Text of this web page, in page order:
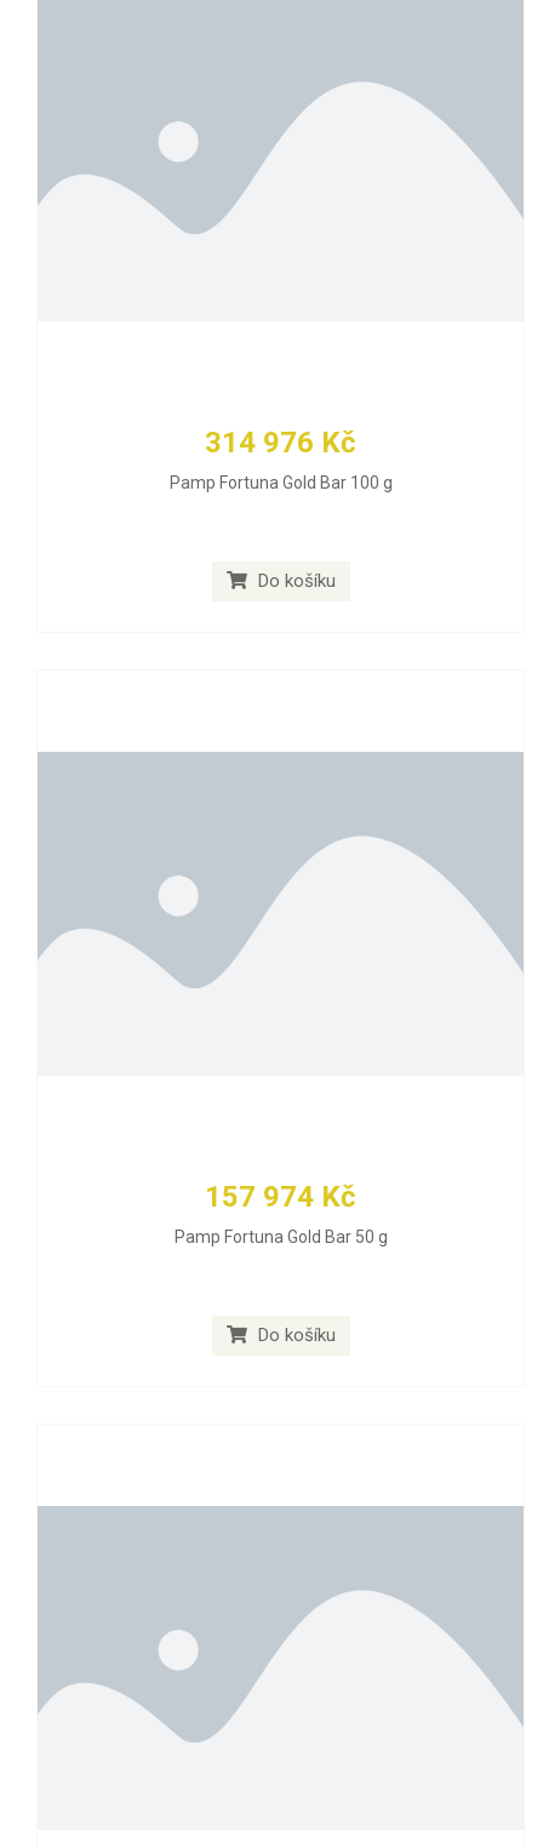
314 976 Kč
Pamp Fortuna Gold Bar 100 g
Do košíku
157 974 Kč
Pamp Fortuna Gold Bar 50 g
Do košíku